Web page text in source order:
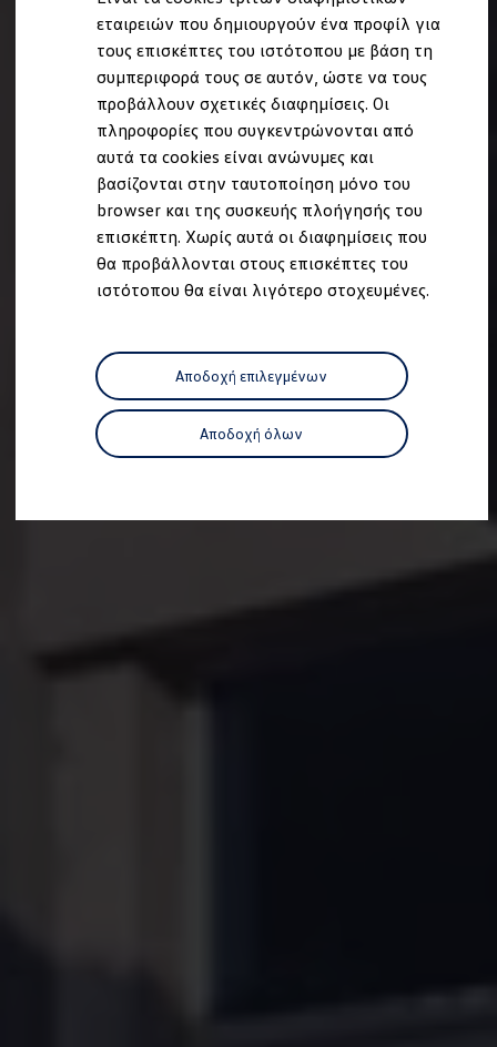
εταιρειών που δημιουργούν ένα προφίλ για
τους επισκέπτες του ιστότοπου με βάση τη
συμπεριφορά τους σε αυτόν, ώστε να τους
προβάλλουν σχετικές διαφημίσεις. Οι
πληροφορίες που συγκεντρώνονται από
αυτά τα cookies είναι ανώνυμες και
βασίζονται στην ταυτοποίηση μόνο του
browser και της συσκευής πλοήγησής του
επισκέπτη. Χωρίς αυτά οι διαφημίσεις που
θα προβάλλονται στους επισκέπτες του
ιστότοπου θα είναι λιγότερο στοχευμένες.
Αποδοχή επιλεγμένων
Αποδοχή όλων
Πληροφορίες Πελάτη
Ανακύκλωση & Επιστροφή
Ανακλήσεις ασφαλείας και Τεχνικά μέτρα
Προειδοποιητικές και ενδεικτικές λυχνίες
Eνημερώσεις λογισμικού
Digital Manual - Ψηφιακό εγχειρίδιο
XTL diesel fuel
Υπηρεσίες Volkswagen
Υπηρεσίες Volkswagen Click@Service
Pick Up & Delivery
Φροντίδα Clean Plus
Επαγγελματικά Οχήματα Volkswagen
Συντήρηση & Επισκευή Επαγγελματικών
Σημαντικές πληροφορίες
Εγγύηση Επαγγελματικών Volkswagen
Εξουσιοδοτημένο Δίκτυο Volkswagen
Αστυπάλαια: Κίνητρα Επιδότησης
Volkswagen Bulli - 75 Χρόνια Κληρονομιάς
Bulli magazine
VW Bus History